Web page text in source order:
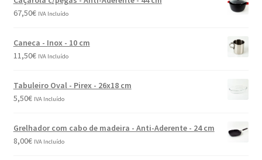
67,50€ IVA Incluído
Caneca - Inox - 10 cm
11,50€ IVA Incluído
Tabuleiro Oval - Pirex - 26x18 cm
5,50€ IVA Incluído
Grelhador com cabo de madeira - Anti-Aderente - 24 cm
8,00€ IVA Incluído